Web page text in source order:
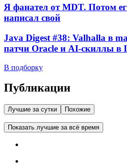
Я фанател от MDT. Потом
написал свой
Java Digest #38: Valhalla в
патчи Oracle и AI-скиллы в
В подборку
Публикации
Лучшие за сутки Похожие
Показать лучшие за всё время